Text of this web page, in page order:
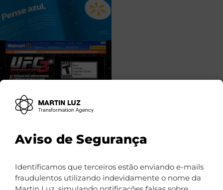
Aviso de Segurança
Identificamos que terceiros estão enviando e-mails
fraudulentos utilizando indevidamente o nome da